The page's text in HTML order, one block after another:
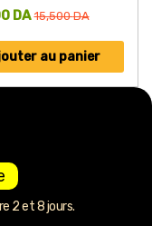
15,500DA
DA
au panier
2 et 8 jours.